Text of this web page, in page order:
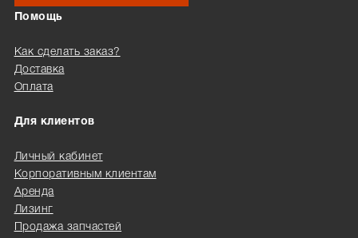
Помощь
Как сделать заказ?
Доставка
Оплата
Для клиентов
Личный кабинет
Корпоративным клиентам
Аренда
Лизинг
Продажа запчастей